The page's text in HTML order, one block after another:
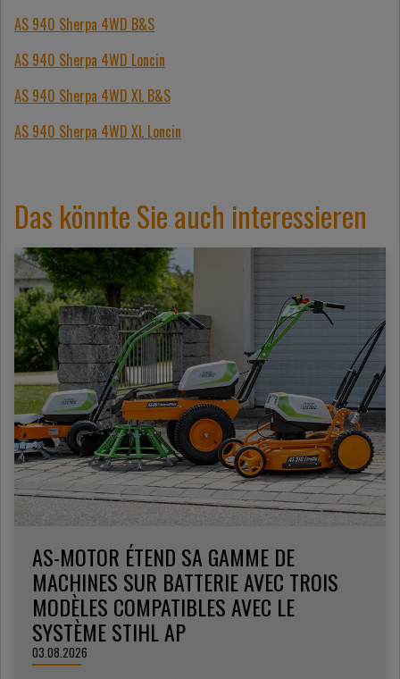
AS 940 Sherpa 4WD B&S
AS 940 Sherpa 4WD Loncin
AS 940 Sherpa 4WD XL B&S
AS 940 Sherpa 4WD XL Loncin
Das könnte Sie auch interessieren
AS-MOTOR ÉTEND SA GAMME DE
MACHINES SUR BATTERIE AVEC TROIS
MODÈLES COMPATIBLES AVEC LE
SYSTÈME STIHL AP
03.08.2026